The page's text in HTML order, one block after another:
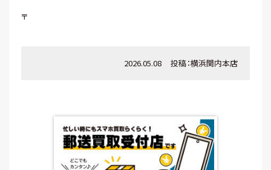
〒
2026.05.08 投稿：横浜関内本店